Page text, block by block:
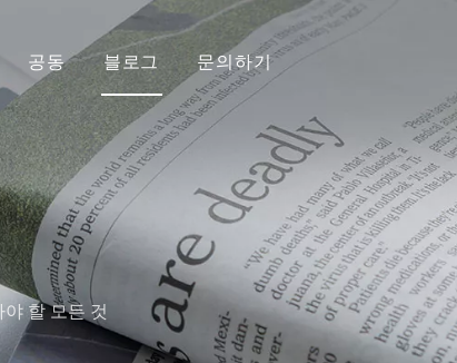
공동 블로그 문의하기
할 모든 것